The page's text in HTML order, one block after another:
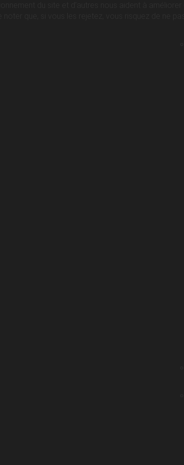
du site et d’autres nous aident à
que, si vous les rejetez, vous risquez de ne